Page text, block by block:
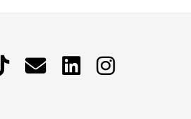
TikTok Contattami LinkedIn